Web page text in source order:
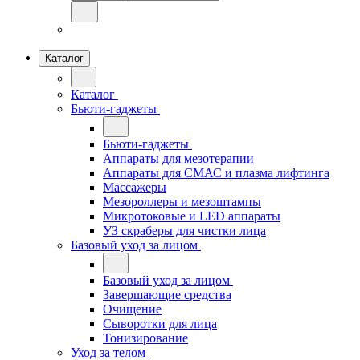
Каталог
Каталог
Бьюти-гаджеты
Бьюти-гаджеты
Аппараты для мезотерапии
Аппараты для СМАС и плазма лифтинга
Массажеры
Мезороллеры и мезоштампы
Микротоковые и LED аппараты
УЗ скраберы для чистки лица
Базовый уход за лицом
Базовый уход за лицом
Завершающие средства
Очищение
Сыворотки для лица
Тонизирование
Уход за телом